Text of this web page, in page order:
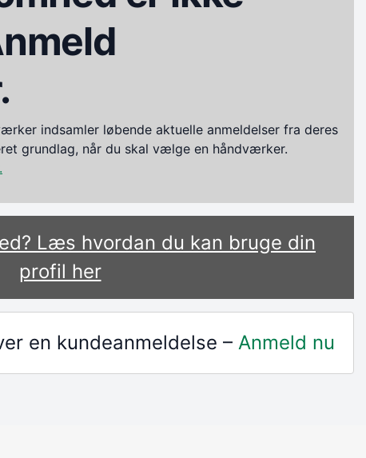
indsamler løbende aktuelle anmeldelser fra deres
grundlag, når du skal vælge en håndværker.
Læs hvordan du kan bruge din
profil her
en kundeanmeldelse – Anmeld nu